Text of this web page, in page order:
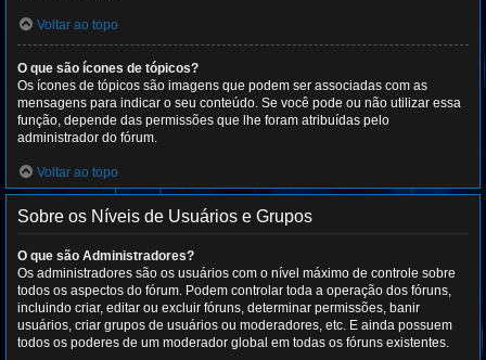
Voltar ao topo
O que são ícones de tópicos?
Os ícones de tópicos são imagens que podem ser associadas com as
mensagens para indicar o seu conteúdo. Se você pode ou não utilizar essa
função, depende das permissões que lhe foram atribuídas pelo
administrador do fórum.
Voltar ao topo
Sobre os Níveis de Usuários e Grupos
O que são Administradores?
Os administradores são os usuários com o nível máximo de controle sobre
todos os aspectos do fórum. Podem controlar toda a operação dos fóruns,
incluindo criar, editar ou excluir fóruns, determinar permissões, banir
usuários, criar grupos de usuários ou moderadores, etc. E ainda possuem
todos os poderes de um moderador global em todas os fóruns existentes.